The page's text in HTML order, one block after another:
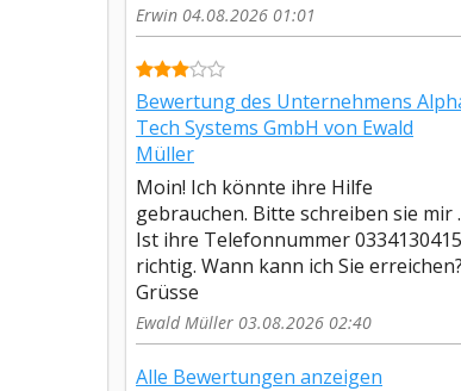
Erwin 04.08.2026 01:01
Bewertung des Unternehmens
Tech Systems GmbH von Ewald
Müller
Moin! Ich könnte ihre Hilfe
gebrauchen. Bitte schreiben sie mir .
Ist ihre Telefonnummer
richtig. Wann kann ich Sie erreichen?
Grüsse
Ewald Müller 03.08.2026 02:40
Alle Bewertungen anzeigen